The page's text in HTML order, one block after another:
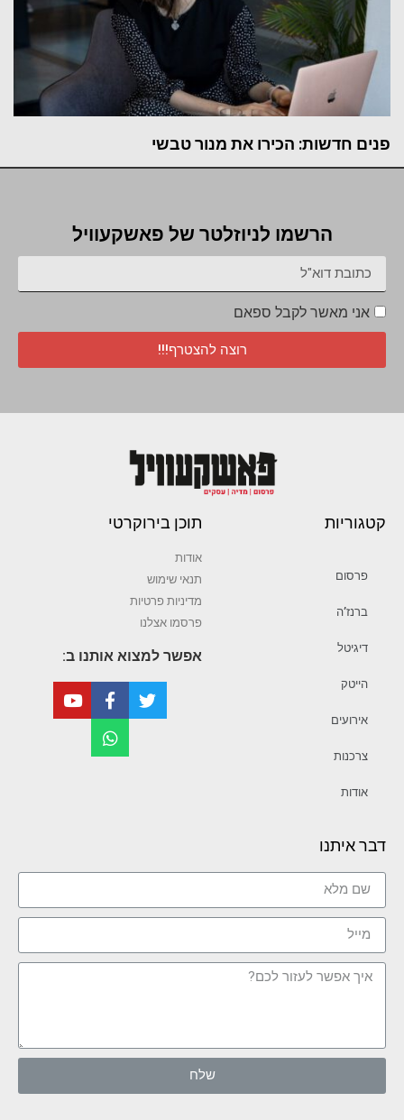
פנים חדשות: הכירו את מנור טבשי
הרשמו לניוזלטר של פאשקעוויל
אני מאשר לקבל ספאם
רוצה להצטרף!!!
קטגוריות
פרסום
ברנז’ה
דיגיטל
הייטק
אירועים
צרכנות
אודות
תוכן בירוקרטי
אודות
תנאי שימוש
מדיניות פרטיות
פרסמו אצלנו
אפשר למצוא אותנו ב:
דבר איתנו
שלח